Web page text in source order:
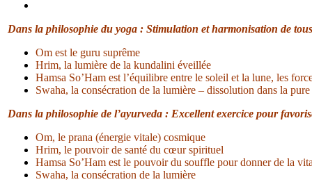
Dans la philosophie du yoga : Stimulation et harmonisation de
Om est le guru suprême
Hrim, la lumière de la kundalini éveillée
Hamsa So’Ham est l’équilibre entre le soleil et la lune, les
Swaha, la consécration de la lumière – dissolution dans la
Dans la philosophie de l’ayurveda : Excellent exercice pour
Om, le prana (énergie vitale) cosmique
Hrim, le pouvoir de santé du cœur spirituel
Hamsa So’Ham est le pouvoir du souffle pour donner de la
Swaha, la consécration de la lumière